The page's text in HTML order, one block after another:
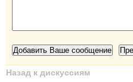
Назад к дискуссиям